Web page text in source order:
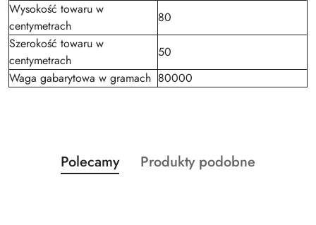
Wysokość towaru w
centymetrach
80
Szerokość towaru w
centymetrach
50
Waga gabarytowa w gramach 80000
Pomiń karuzelę produktów
Produkty
o
Polecamy
Produkty
Produkty podobne